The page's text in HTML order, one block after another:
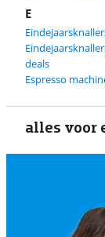
E
deals
Espresso
alles voor